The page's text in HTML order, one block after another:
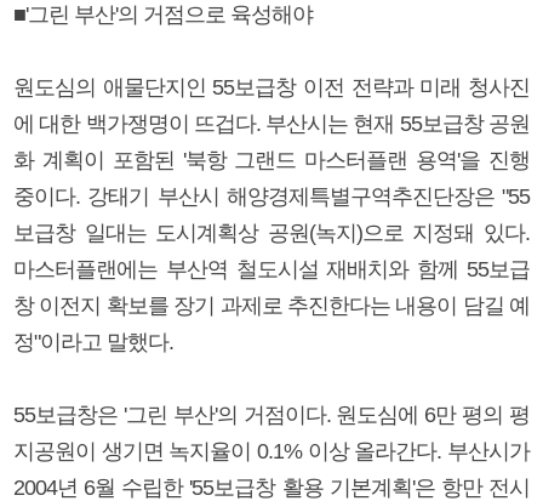
■'그린 부산'의 거점으로 육성해야
원도심의 애물단지인 55보급창 이전 전략과 미래 청사진
에 대한 백가쟁명이 뜨겁다. 부산시는 현재 55보급창 공원
화 계획이 포함된 '북항 그랜드 마스터플랜 용역'을 진행
중이다. 강태기 부산시 해양경제특별구역추진단장은 "55
보급창 일대는 도시계획상 공원(녹지)으로 지정돼 있다.
마스터플랜에는 부산역 철도시설 재배치와 함께 55보급
창 이전지 확보를 장기 과제로 추진한다는 내용이 담길 예
정"이라고 말했다.
55보급창은 '그린 부산'의 거점이다. 원도심에 6만 평의 평
지공원이 생기면 녹지율이 0.1% 이상 올라간다. 부산시가
2004년 6월 수립한 '55보급창 활용 기본계획'은 항만 전시